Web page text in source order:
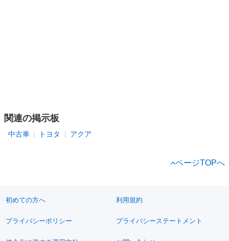
関連の掲示板
中古車 トヨタ アクア
ページTOPへ
初めての方へ 利用規約
プライバシーポリシー プライバシーステートメント